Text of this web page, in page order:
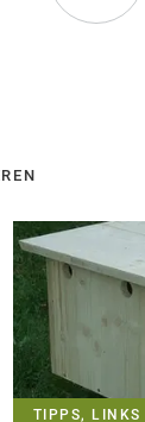
empfehlen
(Öffnet
TIPPS, LINKS